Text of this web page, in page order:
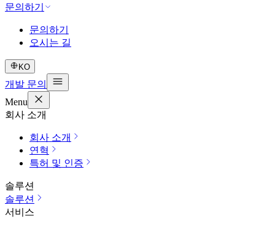
문의하기
문의하기
오시는 길
KO
개발 문의
Menu
회사 소개
회사 소개
연혁
특허 및 인증
솔루션
솔루션
서비스